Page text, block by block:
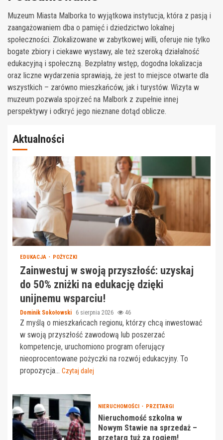
Muzeum Miasta Malborka to wyjątkowa instytucja, która z pasją i
zaangażowaniem dba o pamięć i dziedzictwo lokalnej
społeczności. Zlokalizowane w zabytkowej willi, oferuje nie tylko
bogate zbiory i ciekawe wystawy, ale też szeroką działalność
edukacyjną i społeczną. Bezpłatny wstęp, dogodna lokalizacja
oraz liczne wydarzenia sprawiają, że jest to miejsce otwarte dla
wszystkich – zarówno mieszkańców, jak i turystów. Wizyta w
muzeum pozwala spojrzeć na Malbork z zupełnie innej
perspektywy i odkryć jego nieznane dotąd oblicze.
Aktualności
EDUKACJA POŻYCZKI
Zainwestuj w swoją przyszłość: uzyskaj
do 50% zniżki na edukację dzięki
unijnemu wsparciu!
Dominik Sokołowski 6 sierpnia 2026 46
Z myślą o mieszkańcach regionu, którzy chcą inwestować
w swoją przyszłość zawodową lub poszerzać
kompetencje, uruchomiono program oferujący
nieoprocentowane pożyczki na rozwój edukacyjny. To
propozycja... Czytaj dalej
NIERUCHOMOŚCI PRZETARGI
Nieruchomość szkolna w
Nowym Stawie na sprzedaż –
przetarg tuż za rogiem!